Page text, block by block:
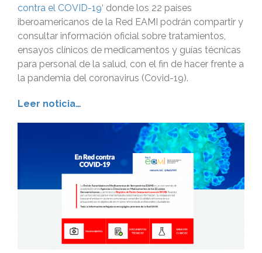
contra el COVID-19‘ donde los 22 países
iberoamericanos de la Red EAMI podrán compartir y
consultar información oficial sobre tratamientos,
ensayos clínicos de medicamentos y guías técnicas
para personal de la salud, con el fin de hacer frente a
la pandemia del coronavirus (Covid-19).
Leer noticia…